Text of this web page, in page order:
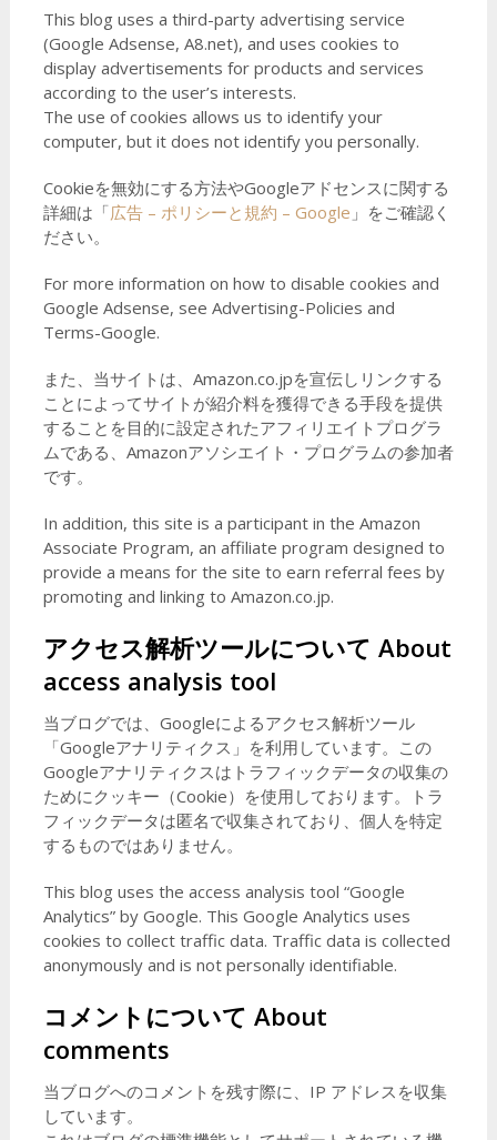
This blog uses a third-party advertising service
(Google Adsense, A8.net), and uses cookies to
display advertisements for products and services
according to the user’s interests.
The use of cookies allows us to identify your
computer, but it does not identify you personally.
Cookieを無効にする方法やGoogleアドセンスに関する
詳細は「広告 – ポリシーと規約 – Google 」をご確認く
ださい。
For more information on how to disable cookies and
Google Adsense, see Advertising-Policies and
Terms-Google.
また、当サイトは、Amazon.co.jpを宣伝しリンクする
ことによってサイトが紹介料を獲得できる手段を提供
することを目的に設定されたアフィリエイトプログラ
ムである、Amazonアソシエイト・プログラムの参加者
です。
In addition, this site is a participant in the Amazon
Associate Program, an affiliate program designed to
provide a means for the site to earn referral fees by
promoting and linking to Amazon.co.jp.
アクセス解析ツールについて About
access analysis tool
当ブログでは、Googleによるアクセス解析ツール
「Googleアナリティクス」を利用しています。この
Googleアナリティクスはトラフィックデータの収集の
ためにクッキー（Cookie）を使用しております。トラ
フィックデータは匿名で収集されており、個人を特定
するものではありません。
This blog uses the access analysis tool “Google
Analytics” by Google. This Google Analytics uses
cookies to collect traffic data. Traffic data is collected
anonymously and is not personally identifiable.
コメントについて About
comments
当ブログへのコメントを残す際に、IP アドレスを収集
しています。